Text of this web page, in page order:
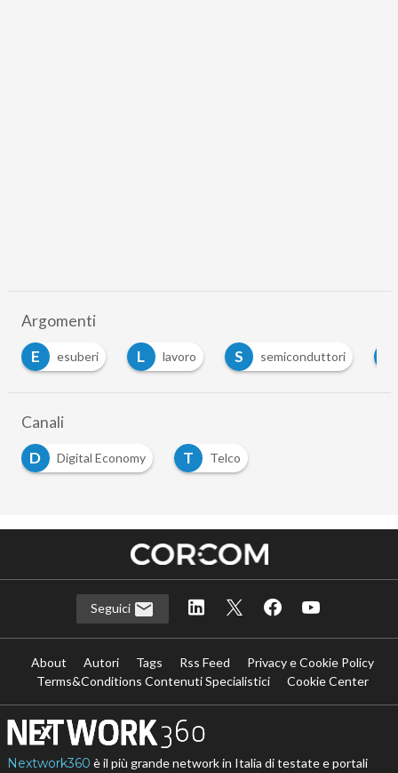
Argomenti
E
esuberi L lavoro S semiconduttori
Canali
D
Digital Economy T Telco
Seguici
About Autori Tags Rss Feed
Privacy e Cookie Policy
Terms&Conditions Contenuti Specialistici
Cookie Center
Nextwork360 è il più grande network in Italia di testate e portali